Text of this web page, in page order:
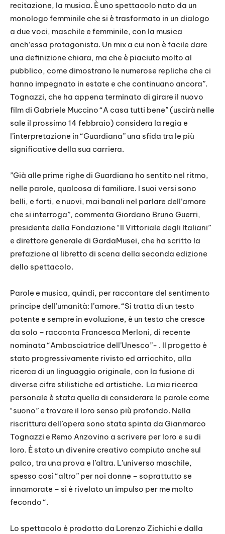
recitazione, la musica. È uno spettacolo nato da un
monologo femminile che si è trasformato in un dialogo
a due voci, maschile e femminile, con la musica
anch’essa protagonista. Un mix a cui non è facile dare
una definizione chiara, ma che è piaciuto molto al
pubblico, come dimostrano le numerose repliche che ci
hanno impegnato in estate e che continuano ancora”.
Tognazzi, che ha appena terminato di girare il nuovo
film di Gabriele Muccino “A casa tutti bene” (uscirà nelle
sale il prossimo 14 febbraio) considera la regia e
l’interpretazione in “Guardiana” una sfida tra le più
significative della sua carriera.
”Già alle prime righe di Guardiana ho sentito nel ritmo,
nelle parole, qualcosa di familiare. I suoi versi sono
belli, e forti, e nuovi, mai banali nel parlare dell’amore
che si interroga”, commenta Giordano Bruno Guerri,
presidente della Fondazione “Il Vittoriale degli Italiani”
e direttore generale di GardaMusei, che ha scritto la
prefazione al libretto di scena della seconda edizione
dello spettacolo.
Parole e musica, quindi, per raccontare del sentimento
principe dell’umanità: l’amore. “Si tratta di un testo
potente e sempre in evoluzione, è un testo che cresce
da solo – racconta Francesca Merloni, di recente
nominata “Ambasciatrice dell’Unesco”- . Il progetto è
stato progressivamente rivisto ed arricchito, alla
ricerca di un linguaggio originale, con la fusione di
diverse cifre stilistiche ed artistiche. La mia ricerca
personale è stata quella di considerare le parole come
“suono” e trovare il loro senso più profondo. Nella
riscrittura dell’opera sono stata spinta da Gianmarco
Tognazzi e Remo Anzovino a scrivere per loro e su di
loro. È stato un divenire creativo compiuto anche sul
palco, tra una prova e l’altra. L’universo maschile,
spesso così “altro” per noi donne – soprattutto se
innamorate – si è rivelato un impulso per me molto
fecondo “.
Lo spettacolo è prodotto da Lorenzo Zichichi e dalla